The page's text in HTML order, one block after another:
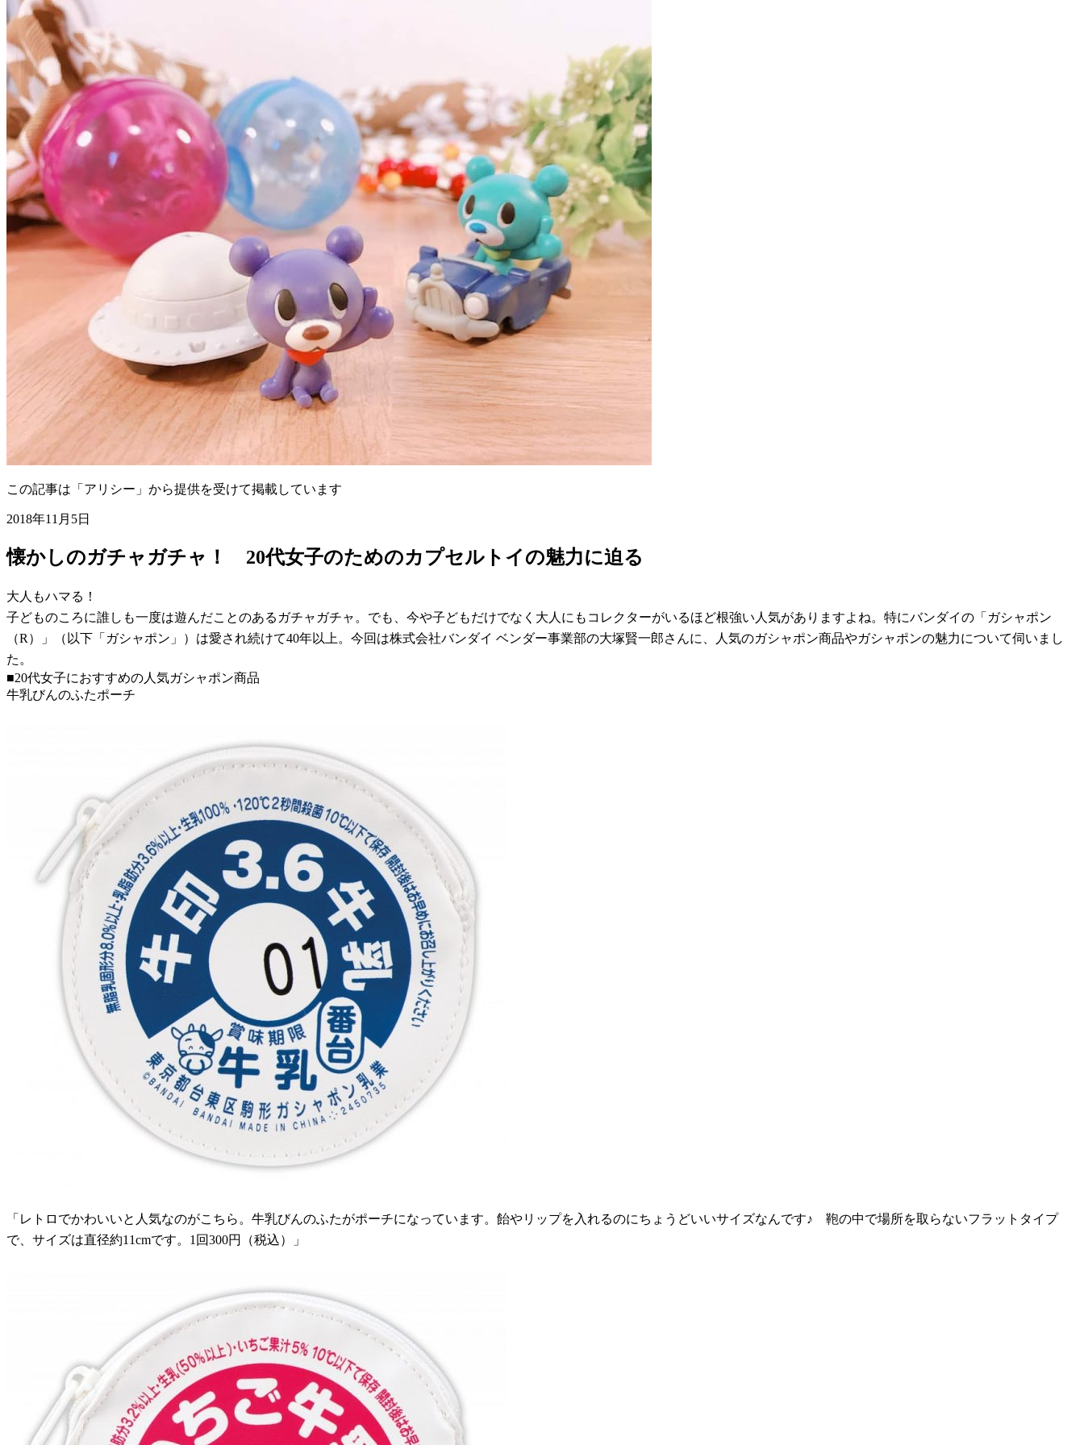
この記事は「アリシー」から提供を受けて掲載しています
2018年11月5日
懐かしのガチャガチャ！ 20代女子のためのカプセルトイの魅力に迫る
大人もハマる！
子どものころに誰しも一度は遊んだことのあるガチャガチャ。でも、今や子どもだけでなく大人にもコレクターがいるほど根強い人気がありますよね。特にバンダイの「ガシャポン
（R）」（以下「ガシャポン」）は愛され続けて40年以上。今回は株式会社バンダイ ベンダー事業部の大塚賢一郎さんに、人気のガシャポン商品やガシャポンの魅力について伺いまし
た。
■20代女子におすすめの人気ガシャポン商品
牛乳びんのふたポーチ
「レトロでかわいいと人気なのがこちら。牛乳びんのふたがポーチになっています。飴やリップを入れるのにちょうどいいサイズなんです♪ 鞄の中で場所を取らないフラットタイプ
で、サイズは直径約11cmです。1回300円（税込）」